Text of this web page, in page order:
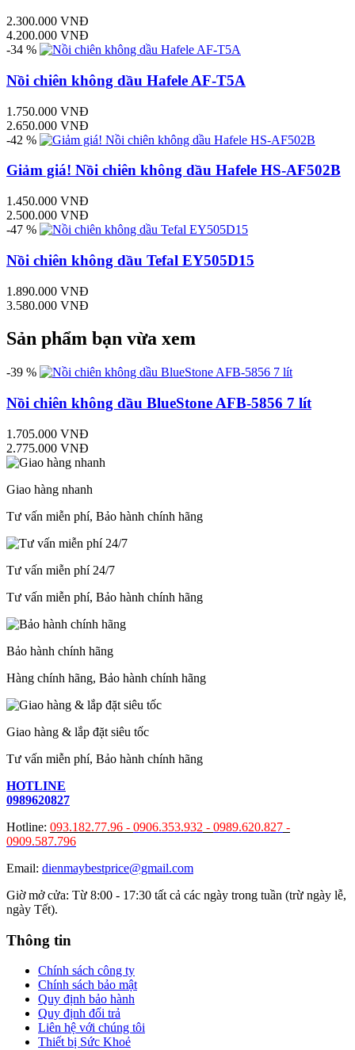
2.300.000 VNĐ
4.200.000 VNĐ
-34 %
Nồi chiên không dầu Hafele AF-T5A
1.750.000 VNĐ
2.650.000 VNĐ
-42 %
Giảm giá! Nồi chiên không dầu Hafele HS-AF502B
1.450.000 VNĐ
2.500.000 VNĐ
-47 %
Nồi chiên không dầu Tefal EY505D15
1.890.000 VNĐ
3.580.000 VNĐ
Sản phẩm bạn vừa xem
-39 %
Nồi chiên không dầu BlueStone AFB-5856 7 lít
1.705.000 VNĐ
2.775.000 VNĐ
Giao hàng nhanh
Tư vấn miễn phí, Bảo hành chính hãng
Tư vấn miễn phí 24/7
Tư vấn miễn phí, Bảo hành chính hãng
Bảo hành chính hãng
Hàng chính hãng, Bảo hành chính hãng
Giao hàng & lắp đặt siêu tốc
Tư vấn miễn phí, Bảo hành chính hãng
HOTLINE
0989620827
Hotline: 093.182.77.96 - 0906.353.932 - 0989.620.827 -
0909.587.796
Email: dienmaybestprice@gmail.com
Giờ mở cửa: Từ 8:00 - 17:30 tất cả các ngày trong tuần (trừ ngày lễ,
ngày Tết).
Thông tin
Chính sách công ty
Chính sách bảo mật
Quy định bảo hành
Quy định đổi trả
Liên hệ với chúng tôi
Thiết bị Sức Khoẻ